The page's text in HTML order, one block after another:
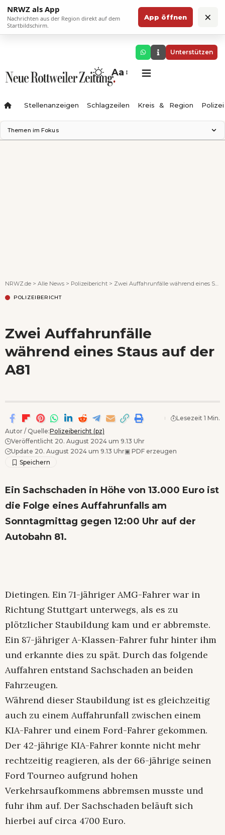
NRWZ als App
Nachrichten aus der Region direkt auf dem
Startbildschirm.
App öffnen ×
Unterstützen
Aa
Stellenanzeigen Schlagzeilen Kreis & Region Polizei
Themen im Fokus
NRWZ.de > Alle News > Polizeibericht > Zwei Auffahrunfälle während eines Staus auf der A81
POLIZEIBERICHT
Zwei Auffahrunfälle
während eines Staus auf der
A81
Autor / Quelle:Polizeibericht (pz)
Veröffentlicht 20. August 2024 um 9.13 Uhr
Update 20. August 2024 um 9.13 Uhr▣ PDF erzeugen
Lesezeit 1 Min.
Ein Sachschaden in Höhe von 13.000 Euro ist
die Folge eines Auffahrunfalls am
Sonntagmittag gegen 12:00 Uhr auf der
Autobahn 81.
Dietingen. Ein 71-jähriger AMG-Fahrer war in
Richtung Stuttgart unterwegs, als es zu
plötzlicher Staubildung kam und er abbremste.
Ein 87-jähriger A-Klassen-Fahrer fuhr hinter ihm
und erkannte dies zu spät. Durch das folgende
Auffahren entstand Sachschaden an beiden
Fahrzeugen.
Während dieser Staubildung ist es gleichzeitig
auch zu einem Auffahrunfall zwischen einem
KIA-Fahrer und einem Ford-Fahrer gekommen.
Der 42-jährige KIA-Fahrer konnte nicht mehr
rechtzeitig reagieren, als der 66-jährige seinen
Ford Tourneo aufgrund hohen
Verkehrsaufkommens abbremsen musste und
fuhr ihm auf. Der Sachschaden beläuft sich
hierbei auf circa 4700 Euro.